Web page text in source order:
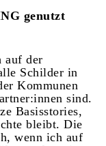
genutzt
auf der
Schilder in
Kommunen
sind.
Basisstories,
bleibt. Die
wenn ich auf